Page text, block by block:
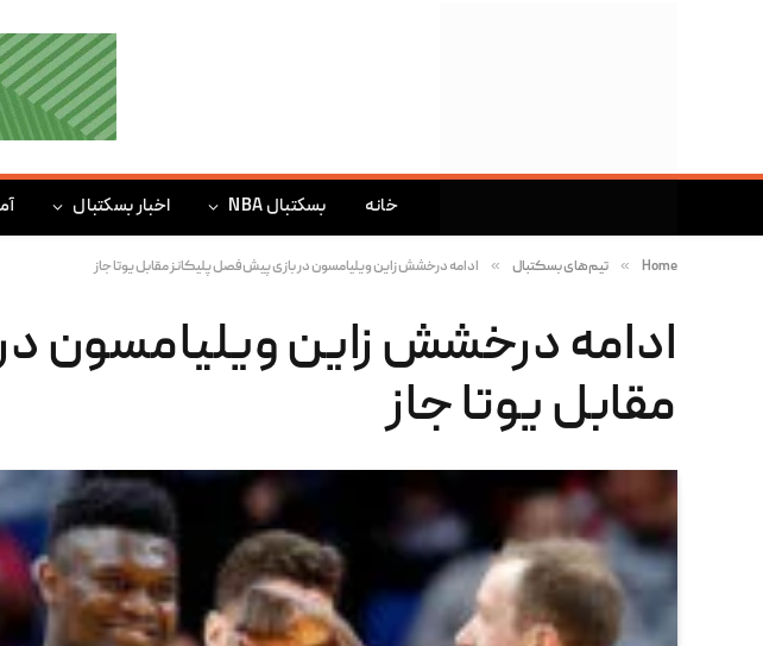
خانه بسکتبال NBA اخبار بسکتبال
Home
» تیم‌های بسکتبال » ادامه درخشش زاین ویلیامسون در بازی پیش‌فصل پلیکانز مقابل یوتا جاز
ادامه درخشش زاین ویلیامسون
مقابل یوتا جاز